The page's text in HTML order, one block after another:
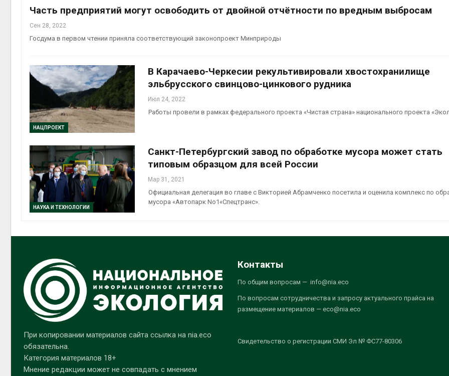
Часть предприятий могут освободить от двойной отчётности по вредным выбросам
Сен 28, 2022
Госдума в первом чтении приняла соответствующий законопроект Минприроды
НАЦПРОЕКТ
В Карачаево-Черкесии рекультивировали хвостохранилище
эльбрусского свинцово-цинкового рудника
Июл 24, 2022
Работы провели в рамках федерального проекта «Чистая страна» национального проекта
НАУКА И ТЕХНОЛОГИИ
Санкт-Петербургский завод по обработке мусора может стать
типовым образцом для всей России
Мар 31, 2021
Официальная делегация во главе с Викторией Абрамченко посетила и оценила комплекс по
мусора «Автопарк No1«Спецтранс».
При копировании материалов сайта ссылка на nia.eco
обязательна.
Категория материалов 18+
Мнение редакции может не совпадать с мнением
Контакты
По общим вопросам — info@nia.eco
По вопросам сотрудничества и запросу актуального прайса на
размещение материалов — eco@nia.eco
Свидетельство о регистрации СМИ Эл № ФС77-80306